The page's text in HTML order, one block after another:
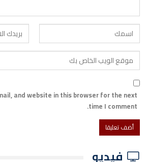
and website in this browser for the next
time I comment.
فيديو